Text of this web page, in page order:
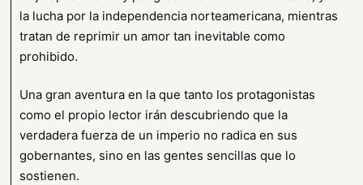
la lucha por la independencia norteamericana, mientras
tratan de reprimir un amor tan inevitable como
prohibido.
Una gran aventura en la que tanto los protagonistas
como el propio lector irán descubriendo que la
verdadera fuerza de un imperio no radica en sus
gobernantes, sino en las gentes sencillas que lo
sostienen.